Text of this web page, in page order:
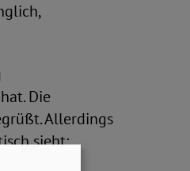
Die
Allerdings
sieht: